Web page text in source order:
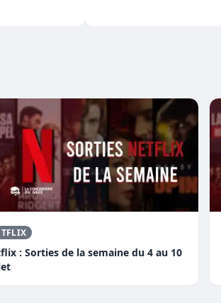
: Sorties de la semaine du 4 au 10